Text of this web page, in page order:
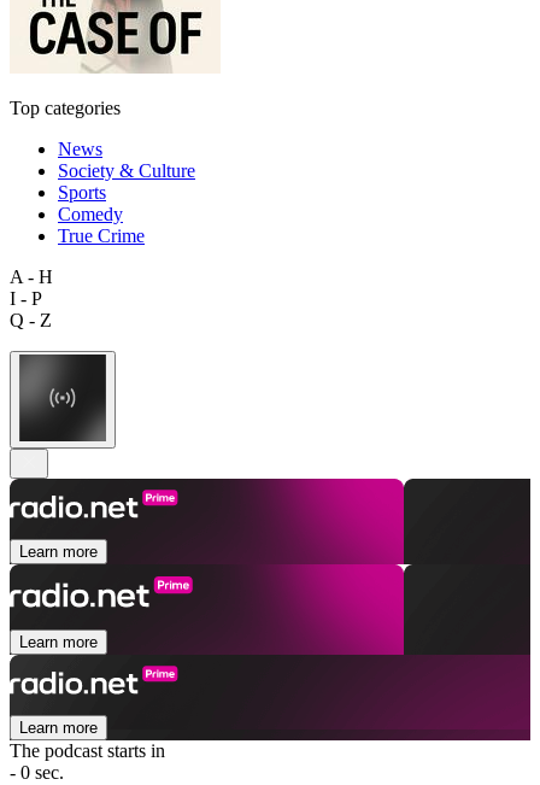
Top categories
News
Society & Culture
Sports
Comedy
True Crime
A - H
I - P
Q - Z
Learn more
Learn more
Learn more
The podcast starts in
- 0 sec.